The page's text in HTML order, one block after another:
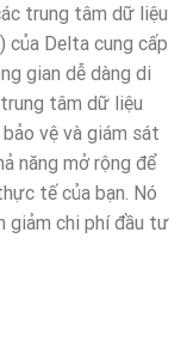
trung tâm dữ liệu
của Delta cung cấp
gian dễ dàng di
tâm dữ liệu
vệ và giám sát
năng mở rộng để
tế của bạn. Nó
giảm chi phí đầu tư